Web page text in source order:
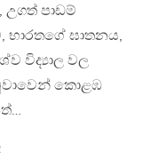
උගත් පාඩම්
භාරතගේ ඝාතනය,
විද්‍යාල වල
කොළඹ